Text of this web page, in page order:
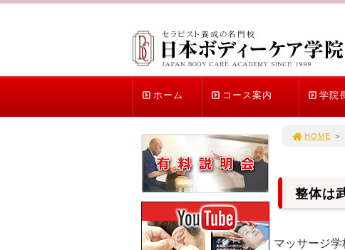
ホーム コース案内 学院
HOME >
整体は
マッサージ